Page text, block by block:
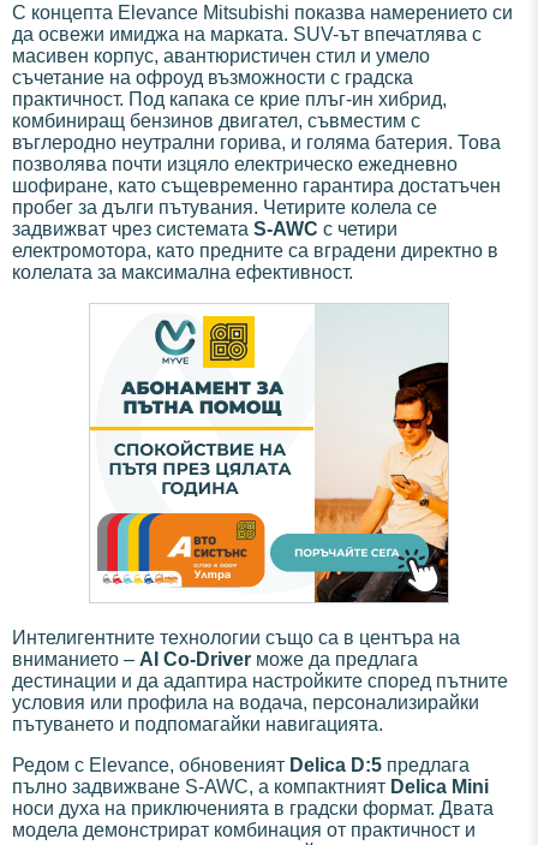
С концепта Elevance Mitsubishi показва намерението си
да освежи имиджа на марката. SUV-ът впечатлява с
масивен корпус, авантюристичен стил и умело
съчетание на офроуд възможности с градска
практичност. Под капака се крие плъг-ин хибрид,
комбиниращ бензинов двигател, съвместим с
въглеродно неутрални горива, и голяма батерия. Това
позволява почти изцяло електрическо ежедневно
шофиране, като същевременно гарантира достатъчен
пробег за дълги пътувания. Четирите колела се
задвижват чрез системата S-AWC с четири
електромотора, като предните са вградени директно в
колелата за максимална ефективност.
Интелигентните технологии също са в центъра на
вниманието – AI Co-Driver може да предлага
дестинации и да адаптира настройките според пътните
условия или профила на водача, персонализирайки
пътуването и подпомагайки навигацията.
Редом с Elevance, обновеният Delica D:5 предлага
пълно задвижване S-AWC, а компактният Delica Mini
носи духа на приключенията в градски формат. Двата
модела демонстрират комбинация от практичност и